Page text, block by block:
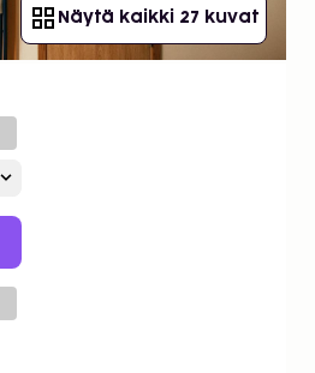
Näytä kaikki 27 kuvat